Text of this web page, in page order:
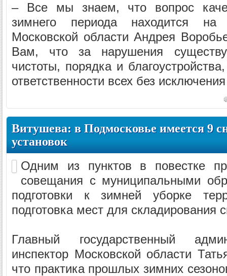
– Все мы знаем, что вопрос
зимнего периода находится на
Московской области Андрея
Вам, что за нарушения
чистоты, порядка и
ответственности всех без
Витушева: в Подмосковье имеется 9
установок
Одним из пунктов в повестке
совещания с муниципальными
подготовки к зимней уборке
подготовка мест для складирования
Главный государственный
инспектор Московской области
что практика прошлых зимних